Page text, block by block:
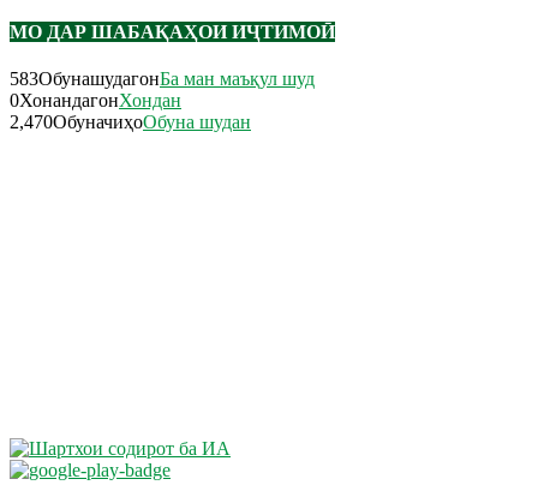
МО ДАР ШАБАҚАҲОИ ИҶТИМОӢ
583ОбунашудагонБа ман маъқул шуд
0ХонандагонХондан
2,470ОбуначиҳоОбуна шудан